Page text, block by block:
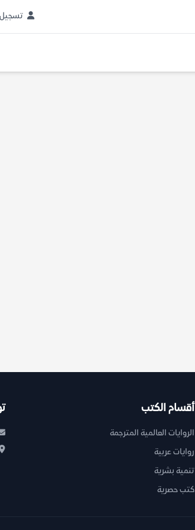
تسجيل
أقسام الكتب
الروايات العالمية المترجمة
روايات عربية
تنمية بشرية
كتب حصرية